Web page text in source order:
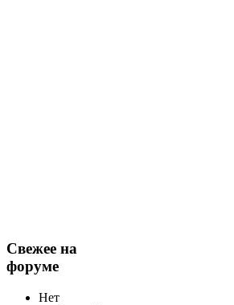
Свежее на
форуме
Нет